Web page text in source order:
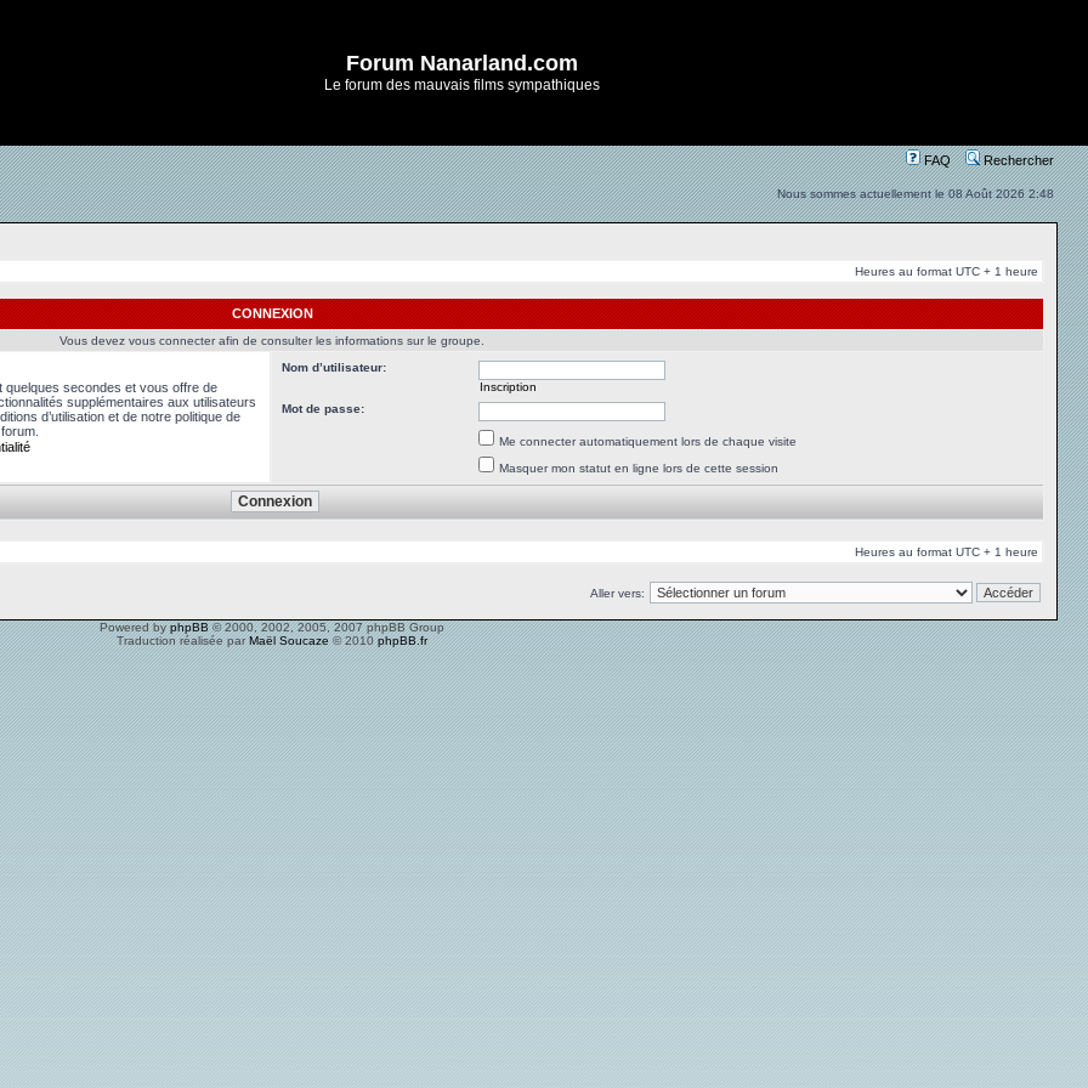
Forum Nanarland.com
Le forum des mauvais films sympathiques
FAQ Rechercher
Nous sommes actuellement le 08 Août 2026 2:48
Heures au format UTC + 1 heure
CONNEXION
Vous devez vous connecter afin de consulter les informations sur le groupe.
quelques secondes et vous offre de
supplémentaires aux utilisateurs
d’utilisation et de notre politique de
Nom d’utilisateur:
Inscription
Mot de passe:
Me connecter automatiquement lors de chaque visite
Masquer mon statut en ligne lors de cette session
Heures au format UTC + 1 heure
Aller vers:
Powered byphpBB© 2000, 2002, 2005, 2007 phpBB Group
Traduction réalisée parMaël Soucaze© 2010phpBB.fr